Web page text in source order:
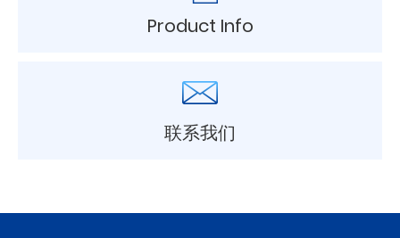
Product Info
联系我们